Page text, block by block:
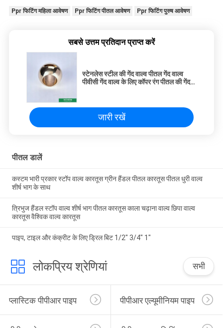
Ppr फिटिंग महिला आवेषण Ppr फिटिंग पीतल आवेषण Ppr फिटिंग पुरुष आवेषण
सबसे उत्तम प्रतिदान प्राप्त करें
स्टेनलेस स्टील की गेंद वाल्व पीतल गेंद वाल्व
पीवीसी गेंद वाल्व के लिए कॉपर रंग पीतल की गेंद
जारी रखें
पीतल डालें
कस्टम भारी प्रकार स्टॉप वाल्व कारतूस ग्रीन हैंडल पीतल कारतूस पीतल धुरी वाल्व
शीर्ष भाग के साथ
त्रिभुज हैंडल स्टॉप वाल्व शीर्ष भाग पीतल कारतूस काला चढ़ाना वाल्व छिपा वाल्व
कारतूस वैश्विक वाल्व कारतूस
पाइप, टाइल और कंक्रीट के लिए ड्रिल बिट 1/2" 3/4" 1"
लोकप्रिय श्रेणियां सभी
प्लास्टिक पीपीआर पाइप पीपीआर एल्यूमीनियम पाइप